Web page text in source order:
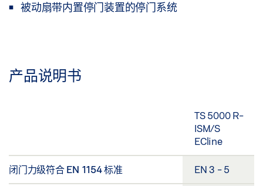
被动扇带内置停门装置的停门系统
产品说明书
TS 5000 R-
ISM/S
ECline
闭门力级符合 EN 1154 标准 EN 3 - 5